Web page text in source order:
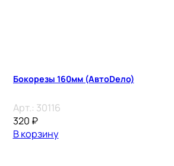
Бокорезы 160мм (АвтоDело)
Арт.: 30116
320 ₽
В корзину